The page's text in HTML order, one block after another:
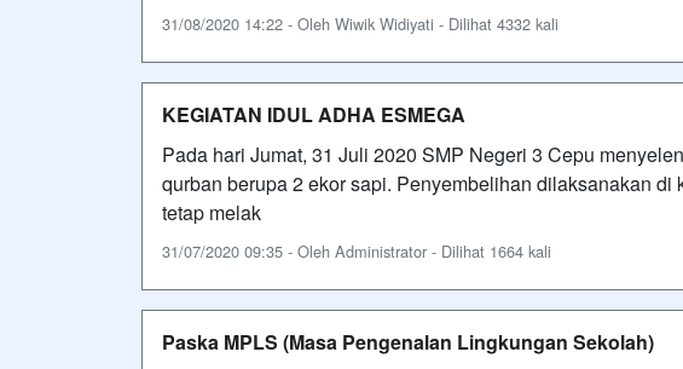
31/08/2020 14:22 - Oleh Wiwik Widiyati - Dilihat 4332 kali
KEGIATAN IDUL ADHA ESMEGA
Pada hari Jumat, 31 Juli 2020 SMP Negeri 3 Cepu
qurban berupa 2 ekor sapi. Penyembelihan dilaksanakan
tetap melak
31/07/2020 09:35 - Oleh Administrator - Dilihat 1664 kali
Paska MPLS (Masa Pengenalan Lingkungan Sekolah)